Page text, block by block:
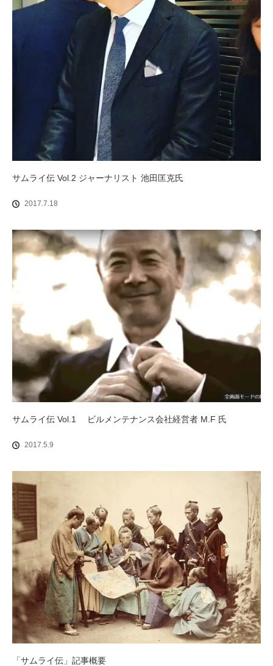
サムライ伝 Vol.2 ジャーナリスト 池田匡克氏
2017.7.18
サムライ伝 Vol.1 ビルメンテナンス会社経営者 M.F 氏
2017.5.9
「サムライ伝」記事概要